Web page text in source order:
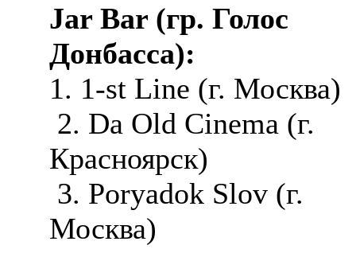
Jar Bar (гр. Голос
Донбасса):
1. 1-st Line (г. Москва)
2. Da Old Cinema (г.
Красноярск)
3. Poryadok Slov (г.
Москва)